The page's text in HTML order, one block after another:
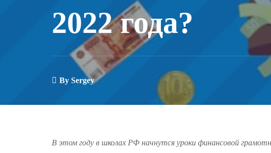
2022 года?
By Sergey
В этом году в школах РФ начнутся уроки финансовой